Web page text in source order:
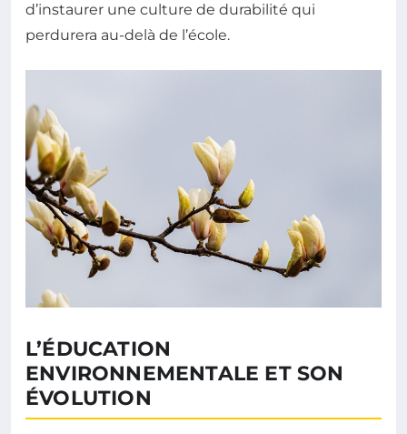
d’instaurer une culture de durabilité qui
perdurera au-delà de l’école.
L’ÉDUCATION
ENVIRONNEMENTALE ET SON
ÉVOLUTION